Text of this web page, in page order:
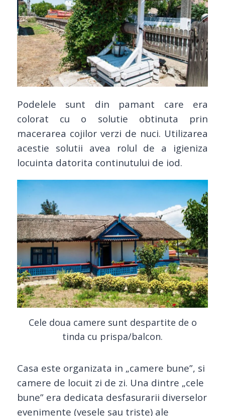
Podelele sunt din pamant care era
colorat cu o solutie obtinuta prin
macerarea cojilor verzi de nuci. Utilizarea
acestie solutii avea rolul de a igieniza
locuinta datorita continutului de iod.
Cele doua camere sunt despartite de o
tinda cu prispa/balcon.
Casa este organizata in „camere bune”, si
camere de locuit zi de zi. Una dintre „cele
bune” era dedicata desfasurarii diverselor
evenimente (vesele sau triste) ale